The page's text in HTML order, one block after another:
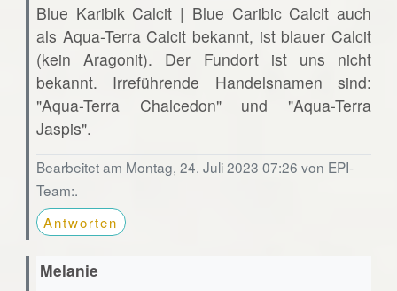
Blue Karibik Calcit | Blue Caribic Calcit auch
als Aqua-Terra Calcit bekannt, ist blauer Calcit
(kein Aragonit). Der Fundort ist uns nicht
bekannt. Irreführende Handelsnamen sind:
"Aqua-Terra Chalcedon" und "Aqua-Terra
Jaspis".
Bearbeitet am Montag, 24. Juli 2023 07:26 von EPI-
Team:.
Antworten
Melanie